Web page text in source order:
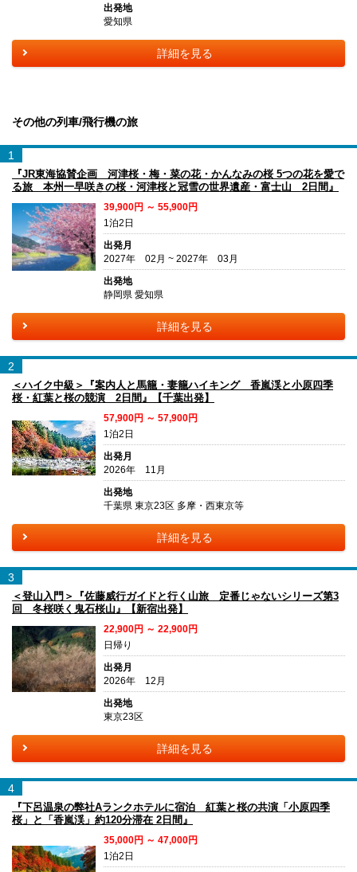
出発地
愛知県
詳細を見る
その他の列車/飛行機の旅
1
『JR東海協賛企画 河津桜・梅・菜の花・かんなみの桜 5つの花を愛で
る旅 本州一早咲きの桜・河津桜と冠雪の世界遺産・富士山 2日間』
39,900円 ～ 55,900円
1泊2日
出発月
2027年 02月 ~ 2027年 03月
出発地
静岡県 愛知県
詳細を見る
2
＜ハイク中級＞『案内人と馬籠・妻籠ハイキング 香嵐渓と小原四季
桜・紅葉と桜の競演 2日間』【千葉出発】
57,900円 ～ 57,900円
1泊2日
出発月
2026年 11月
出発地
千葉県 東京23区 多摩・西東京等
詳細を見る
3
＜登山入門＞『佐藤威行ガイドと行く山旅 定番じゃないシリーズ第3
回 冬桜咲く鬼石桜山』【新宿出発】
22,900円 ～ 22,900円
日帰り
出発月
2026年 12月
出発地
東京23区
詳細を見る
4
『下呂温泉の弊社Aランクホテルに宿泊 紅葉と桜の共演「小原四季
桜」と「香嵐渓」約120分滞在 2日間』
35,000円 ～ 47,000円
1泊2日